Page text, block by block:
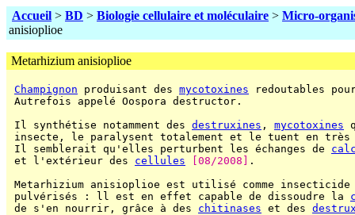
Accueil > BD > Biologie cellulaire et moléculaire > Micro-
anisioplioe
Metarhizium anisioplioe
Champignon produisant des mycotoxines redoutables
Autrefois appelé Oospora destructor.
Il synthétise notamment des destruxines , mycotoxines
insecte, le paralysent totalement et le tuent en très
Il semblerait qu'elles perturbent les échanges de
et l'extérieur des cellules [08/2008]
.
Metarhizium anisioplioe est utilisé comme insecticide
pulvérisés : ll est en effet capable de dissoudre la
de s'en nourrir, grâce à des chitinases et des